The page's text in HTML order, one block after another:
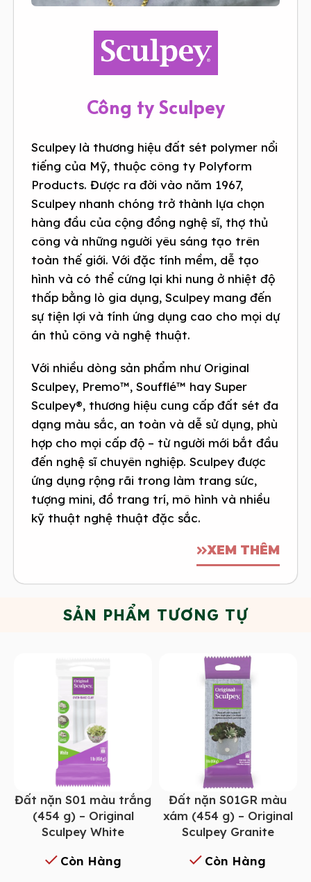
Công ty Sculpey
Sculpey là thương hiệu đất sét polymer nổi
tiếng của Mỹ, thuộc công ty Polyform
Products. Được ra đời vào năm 1967,
Sculpey nhanh chóng trở thành lựa chọn
hàng đầu của cộng đồng nghệ sĩ, thợ thủ
công và những người yêu sáng tạo trên
toàn thế giới. Với đặc tính mềm, dễ tạo
hình và có thể cứng lại khi nung ở nhiệt độ
thấp bằng lò gia dụng, Sculpey mang đến
sự tiện lợi và tính ứng dụng cao cho mọi dự
án thủ công và nghệ thuật.
Với nhiều dòng sản phẩm như Original
Sculpey, Premo™, Soufflé™ hay Super
Sculpey®, thương hiệu cung cấp đất sét đa
dạng màu sắc, an toàn và dễ sử dụng, phù
hợp cho mọi cấp độ – từ người mới bắt đầu
đến nghệ sĩ chuyên nghiệp. Sculpey được
ứng dụng rộng rãi trong làm trang sức,
tượng mini, đồ trang trí, mô hình và nhiều
kỹ thuật nghệ thuật đặc sắc.
XEM THÊM
SẢN PHẨM TƯƠNG TỰ
Đất nặn S01 màu trắng
(454 g) – Original
Sculpey White
Còn Hàng
Đất nặn S01GR màu
xám (454 g) – Original
Sculpey Granite
Còn Hàng